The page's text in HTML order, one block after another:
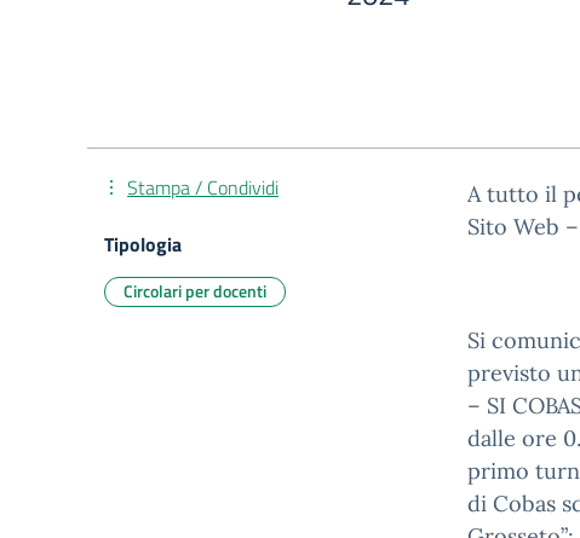
A tutto il
Sito Web
Si
previsto
– SI
dalle ore
primo
di Cobas
Stampa / Condividi
Tipologia
Circolari per docenti